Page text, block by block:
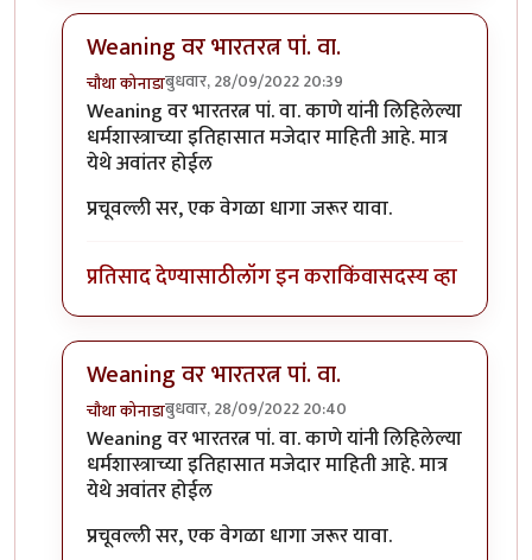
Weaning वर भारतरत्न पां. वा.
चौथा कोनाडाबुधवार, 28/09/2022 20:39
In reply toलेख आवडला. तेव्हाही तुमचेbyप्रचेतस
Weaning वर भारतरत्न पां. वा. काणे यांनी लिहिलेल्या
धर्मशास्त्राच्या इतिहासात मजेदार माहिती आहे. मात्र
येथे अवांतर होईल
प्रचूवल्ली सर, एक वेगळा धागा जरूर यावा.
प्रतिसाद देण्यासाठीलॉग इन कराकिंवासदस्य व्हा
Weaning वर भारतरत्न पां. वा.
चौथा कोनाडाबुधवार, 28/09/2022 20:40
In reply toलेख आवडला. तेव्हाही तुमचेbyप्रचेतस
Weaning वर भारतरत्न पां. वा. काणे यांनी लिहिलेल्या
धर्मशास्त्राच्या इतिहासात मजेदार माहिती आहे. मात्र
येथे अवांतर होईल
प्रचूवल्ली सर, एक वेगळा धागा जरूर यावा.